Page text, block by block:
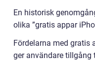
En historisk
olika ”gratis appar
Fördelarna med gratis
ger användare